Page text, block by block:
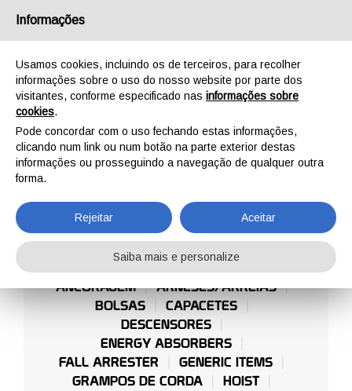
TURBINAS EÓLICAS
TREINAMENTO E CURSOS
ANCORAGEM
ARNESES/ARREIAS
BOLSAS
CAPACETES
DESCENSORES
ENERGY ABSORBERS
FALL ARRESTER
GENERIC ITEMS
GRAMPOS DE CORDA
HOIST
Informações
Usamos cookies, incluindo os de terceiros, para recolher
informações sobre o uso do nosso website por parte dos
visitantes, conforme especificado nas informações sobre
cookies.
Pode concordar com o uso fechando estas informações,
clicando num link ou num botão na parte exterior destas
informações ou prosseguindo a navegação de qualquer outra
forma.
Rejeitar Aceitar
Saiba mais e personalize